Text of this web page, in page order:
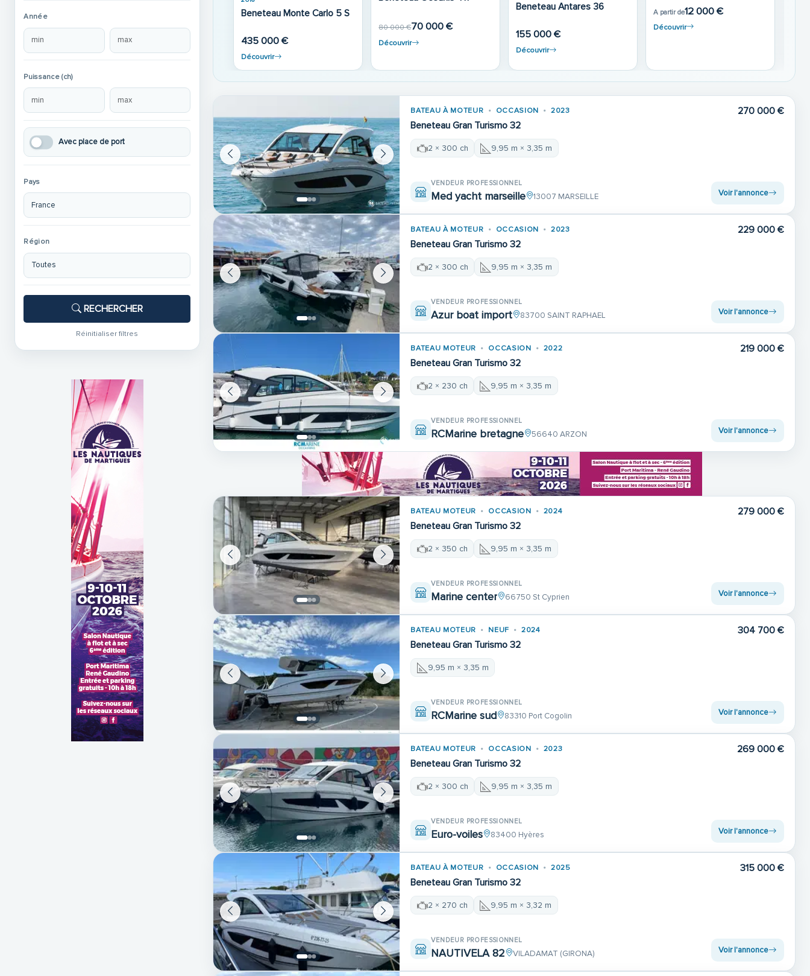
Année
Puissance (ch)
Avec place de port
Pays
Région
RECHERCHER
Réinitialiser filtres
Découvrir
12 000 €
Découvrir
10 500 € Beneteau Antares 11 Fly
259 000 €
BATEAU À MOTEUR OCCASION 2023
Beneteau Gran Turismo 32
270 000 €
2 × 300 ch 9,95 m × 3,35 m
VENDEUR PROFESSIONNEL
Med yacht marseille 13007 MARSEILLE Voir l'annonce
BATEAU À MOTEUR OCCASION 2023
Beneteau Gran Turismo 32
229 000 €
2 × 300 ch 9,95 m × 3,35 m
VENDEUR PROFESSIONNEL
Azur boat import 83700 SAINT RAPHAEL Voir l'annonce
BATEAU MOTEUR OCCASION 2022
Beneteau Gran Turismo 32
219 000 €
2 × 230 ch 9,95 m × 3,35 m
VENDEUR PROFESSIONNEL
RCMarine bretagne 56640 ARZON Voir l'annonce
BATEAU MOTEUR OCCASION 2024
Beneteau Gran Turismo 32
279 000 €
2 × 350 ch 9,95 m × 3,35 m
VENDEUR PROFESSIONNEL
Marine center 66750 St Cyprien Voir l'annonce
BATEAU MOTEUR NEUF 2024
Beneteau Gran Turismo 32
304 700 €
9,95 m × 3,35 m
VENDEUR PROFESSIONNEL
RCMarine sud 83310 Port Cogolin Voir l'annonce
BATEAU MOTEUR OCCASION 2023
Beneteau Gran Turismo 32
269 000 €
2 × 300 ch 9,95 m × 3,35 m
VENDEUR PROFESSIONNEL
Euro-voiles 83400 Hyères Voir l'annonce
BATEAU À MOTEUR OCCASION 2025
Beneteau Gran Turismo 32
315 000 €
2 × 270 ch 9,95 m × 3,32 m
VENDEUR PROFESSIONNEL
NAUTIVELA 82 VILADAMAT (GIRONA) Voir l'annonce